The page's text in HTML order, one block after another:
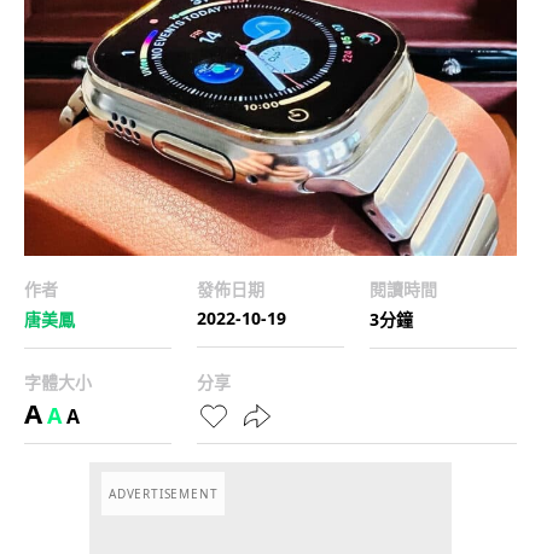
作者
唐美鳳
發佈日期
2022-10-19
閱讀時間
3分鐘
字體大小
AAA
分享
ADVERTISEMENT